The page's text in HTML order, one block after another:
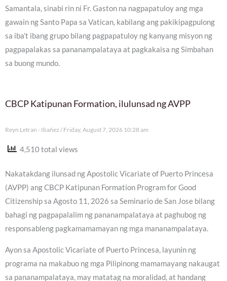
Samantala, sinabi rin ni Fr. Gaston na nagpapatuloy ang mga
gawain ng Santo Papa sa Vatican, kabilang ang pakikipagpulong
sa iba’t ibang grupo bilang pagpapatuloy ng kanyang misyon ng
pagpapalakas sa pananampalataya at pagkakaisa ng Simbahan
sa buong mundo.
CBCP Katipunan Formation, ilulunsad ng AVPP
Reyn Letran - Ibañez Friday, August 7, 2026 10:28 am
4,510 total views
Nakatakdang ilunsad ng Apostolic Vicariate of Puerto Princesa
(AVPP) ang CBCP Katipunan Formation Program for Good
Citizenship sa Agosto 11, 2026 sa Seminario de San Jose bilang
bahagi ng pagpapalalim ng pananampalataya at paghubog ng
responsableng pagkamamamayan ng mga mananampalataya.
Ayon sa Apostolic Vicariate of Puerto Princesa, layunin ng
programa na makabuo ng mga Pilipinong mamamayang nakaugat
sa pananampalataya, may matatag na moralidad, at handang